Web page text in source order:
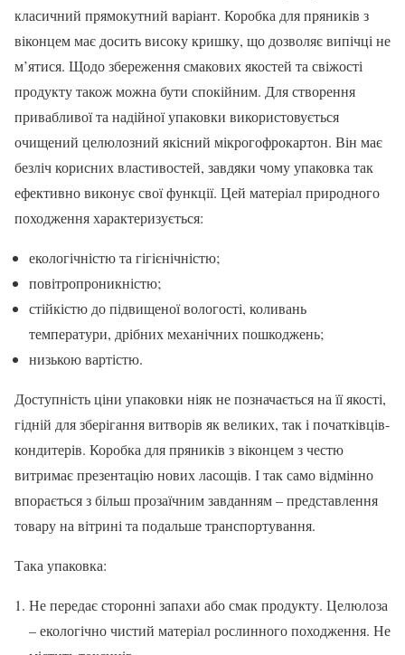
класичний прямокутний варіант. Коробка для пряників з
віконцем має досить високу кришку, що дозволяє випічці не
м’ятися. Щодо збереження смакових якостей та свіжості
продукту також можна бути спокійним. Для створення
привабливої та надійної упаковки використовується
очищений целюлозний якісний мікрогофрокартон. Він має
безліч корисних властивостей, завдяки чому упаковка так
ефективно виконує свої функції. Цей матеріал природного
походження характеризується:
екологічністю та гігієнічністю;
повітропроникністю;
стійкістю до підвищеної вологості, коливань
температури, дрібних механічних пошкоджень;
низькою вартістю.
Доступність ціни упаковки ніяк не позначається на її якості,
гідній для зберігання витворів як великих, так і початківців-
кондитерів. Коробка для пряників з віконцем з честю
витримає презентацію нових ласощів. І так само відмінно
впорається з більш прозаїчним завданням – представлення
товару на вітрині та подальше транспортування.
Така упаковка:
Не передає сторонні запахи або смак продукту. Целюлоза
– екологічно чистий матеріал рослинного походження. Не